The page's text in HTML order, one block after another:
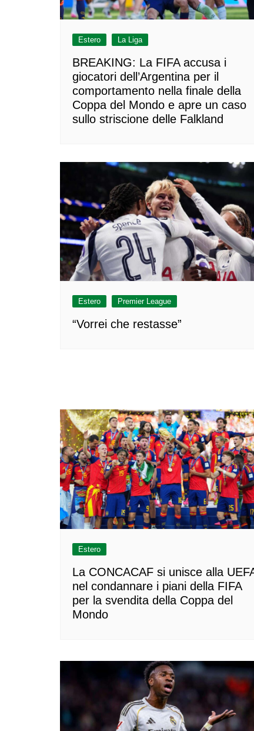
Estero La Liga
BREAKING: La FIFA accusa i
giocatori dell’Argentina per il
comportamento nella finale della
Coppa del Mondo e apre un caso
sullo striscione delle Falkland
Estero Premier League
“Vorrei che restasse”
Estero
La CONCACAF si unisce alla
nel condannare i piani della FIFA
per la svendita della Coppa del
Mondo